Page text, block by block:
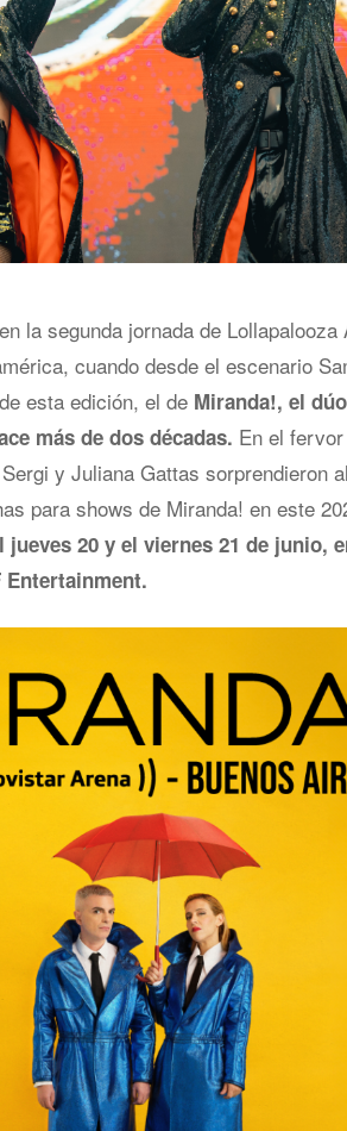
la segunda jornada de
cuando desde el escenario
esta edición, el de Miranda!, el
más de dos décadas. En el
y Juliana Gattas sorprendieron
para shows de Miranda! en este
jueves 20 y el viernes 21 de junio,